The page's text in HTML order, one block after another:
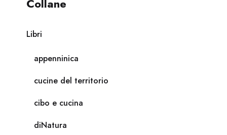
Collane
Libri
appenninica
cucine del territorio
cibo e cucina
diNatura